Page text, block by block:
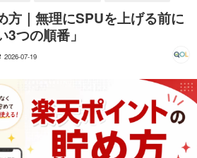
方｜無理にSPUを上げる前に
つの順番」
2026-07-19